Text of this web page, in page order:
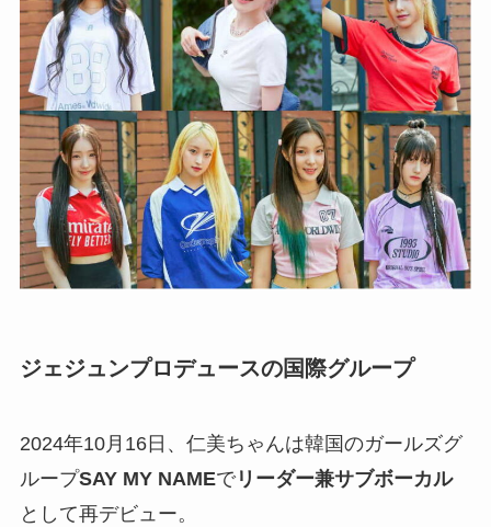
ジェジュンプロデュースの国際グループ
2024年10月16日、仁美ちゃんは韓国のガールズグ
ループSAY MY NAMEでリーダー兼サブボーカル
として再デビュー。